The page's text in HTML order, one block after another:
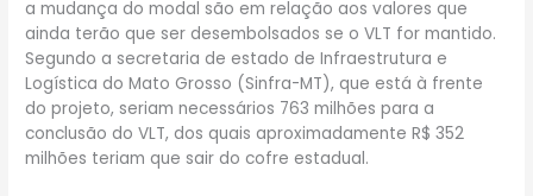
a mudança do modal são em relação aos valores que
ainda terão que ser desembolsados se o VLT for mantido.
Segundo a secretaria de estado de Infraestrutura e
Logística do Mato Grosso (Sinfra-MT), que está à frente
do projeto, seriam necessários 763 milhões para a
conclusão do VLT, dos quais aproximadamente R$ 352
milhões teriam que sair do cofre estadual.